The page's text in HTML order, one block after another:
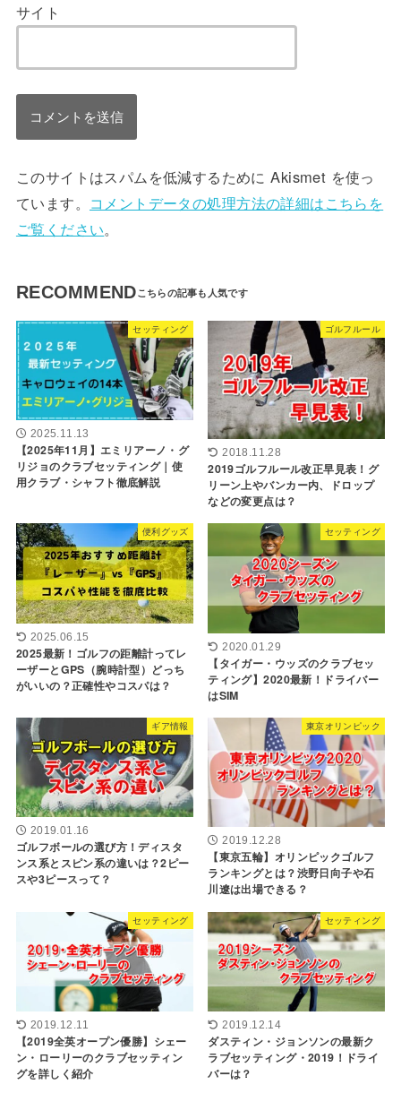
サイト
このサイトはスパムを低減するために Akismet を使っ
ています。 コメントデータの処理方法の詳細はこちらを
ご覧ください。
RECOMMEND
セッティング
2025.11.13
【2025年11月】エミリアーノ・グ
リジョのクラブセッティング｜使
用クラブ・シャフト徹底解説
ゴルフルール
2018.11.28
2019ゴルフルール改正早見表！グ
リーン上やバンカー内、ドロップ
などの変更点は？
便利グッズ
2025.06.15
2025最新！ゴルフの距離計ってレ
ーザーとGPS（腕時計型）どっち
がいいの？正確性やコスパは？
セッティング
2020.01.29
【タイガー・ウッズのクラブセッ
ティング】2020最新！ドライバー
はSIM
ギア情報
2019.01.16
ゴルフボールの選び方！ディスタ
ンス系とスピン系の違いは？2ピー
スや3ピースって？
東京オリンピック
2019.12.28
【東京五輪】オリンピックゴルフ
ランキングとは？渋野日向子や石
川遼は出場できる？
セッティング
2019.12.11
【2019全英オープン優勝】シェー
ン・ローリーのクラブセッティン
グを詳しく紹介
セッティング
2019.12.14
ダスティン・ジョンソンの最新ク
ラブセッティング・2019！ドライ
バーは？